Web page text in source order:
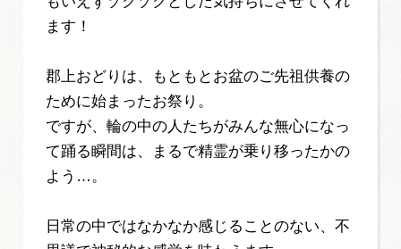
ます！
郡上おどりは、もともとお盆のご先祖供養の
ために始まったお祭り。
ですが、輪の中の人たちがみんな無心になっ
て踊る瞬間は、まるで精霊が乗り移ったかの
よう…。
日常の中ではなかなか感じることのない、不